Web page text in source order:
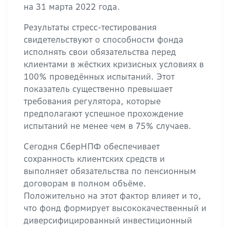
на 31 марта 2022 года.
Результаты стресс-тестирования
свидетельствуют о способности фонда
исполнять свои обязательства перед
клиентами в жёстких кризисных условиях в
100% проведённых испытаний. Этот
показатель существенно превышает
требования регулятора, которые
предполагают успешное прохождение
испытаний не менее чем в 75% случаев.
Сегодня СберНПФ обеспечивает
сохранность клиентских средств и
выполняет обязательства по пенсионным
договорам в полном объёме.
Положительно на этот фактор влияет и то,
что фонд формирует высококачественный и
диверсифицированный инвестиционный